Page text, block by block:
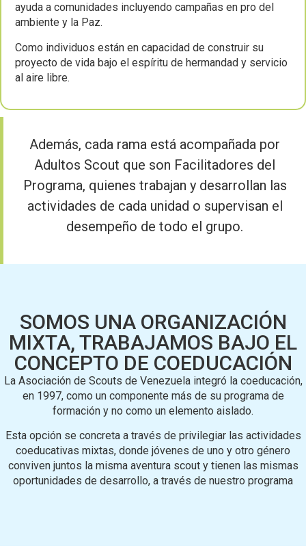
ayuda a comunidades incluyendo campañas en pro del
ambiente y la Paz.
Como individuos están en capacidad de construir su
proyecto de vida bajo el espíritu de hermandad y servicio
al aire libre.
Además, cada rama está acompañada por
Adultos Scout que son Facilitadores del
Programa, quienes trabajan y desarrollan las
actividades de cada unidad o supervisan el
desempeño de todo el grupo.
SOMOS UNA ORGANIZACIÓN
MIXTA, TRABAJAMOS BAJO EL
CONCEPTO DE COEDUCACIÓN
La Asociación de Scouts de Venezuela integró la coeducación,
en 1997, como un componente más de su programa de
formación y no como un elemento aislado.
Esta opción se concreta a través de privilegiar las actividades
coeducativas mixtas, donde jóvenes de uno y otro género
conviven juntos la misma aventura scout y tienen las mismas
oportunidades de desarrollo, a través de nuestro programa